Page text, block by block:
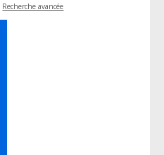
Recherche avancée